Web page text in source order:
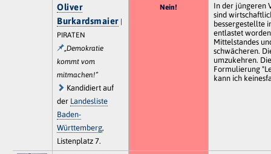
Oliver
Burkardsmaier|
PIRATEN
„Demokratie
kommt vom
mitmachen!“
Kandidiert auf
der Landesliste
Baden-
Württemberg,
Listenplatz 7.
Nein!
In der jüngeren
sind
bessergestellte
entlastet
Mittelstandes
schwächeren.
umzukehren.
Formulierung
kann ich